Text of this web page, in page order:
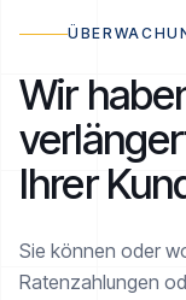
Wir
Ihrer
Sie können oder
Ratenzahlungen